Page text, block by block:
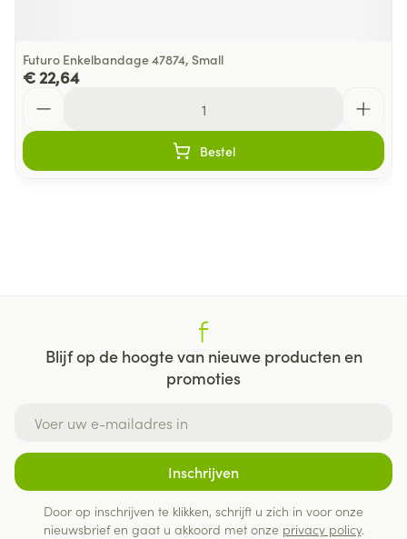
Futuro Enkelbandage 47874, Small
€ 22,64
Bestel
Blijf op de hoogte van nieuwe producten en
promoties
Inschrijven
Door op inschrijven te klikken, schrijft u zich in voor onze
nieuwsbrief en gaat u akkoord met onze privacy policy.